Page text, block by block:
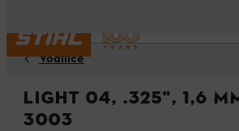
Vodilice
Light 04, .325", 1,6
3003